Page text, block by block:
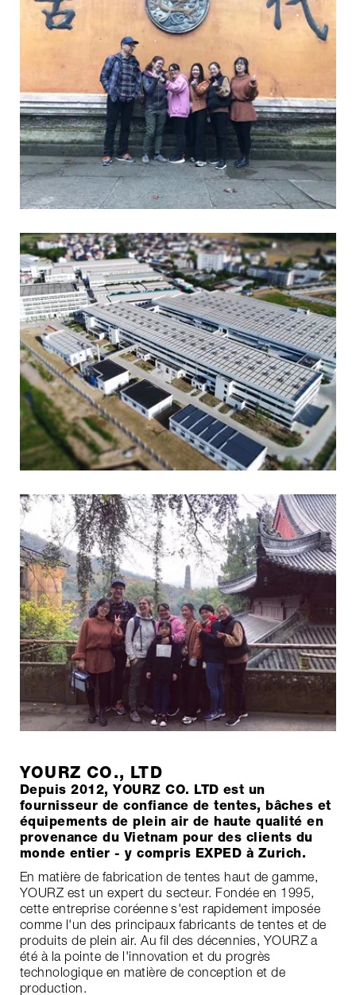
YOURZ CO., LTD
Depuis 2012, YOURZ CO. LTD est un
fournisseur de confiance de tentes, bâches et
équipements de plein air de haute qualité en
provenance du Vietnam pour des clients du
monde entier - y compris EXPED à Zurich.
En matière de fabrication de tentes haut de gamme,
YOURZ est un expert du secteur. Fondée en 1995,
cette entreprise coréenne s'est rapidement imposée
comme l'un des principaux fabricants de tentes et de
produits de plein air. Au fil des décennies, YOURZ a
été à la pointe de l'innovation et du progrès
technologique en matière de conception et de
production.